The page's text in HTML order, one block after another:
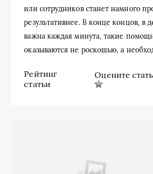
или сотрудников станет намного
результативнее. В конце концов, в
важна каждая минута, такие
оказываются не роскошью, а
Рейтинг
статьи
Оцените